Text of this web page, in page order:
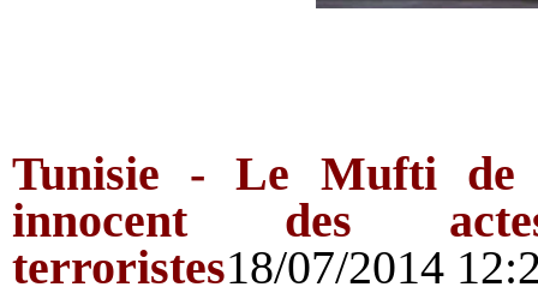
Tunisie -Le Mufti de
innocent des
terroristes18/07/2014